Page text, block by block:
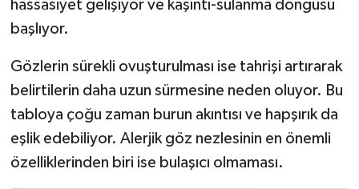
hassasiyet gelişiyor ve kaşıntı-sulanma döngüsü
başlıyor.
Gözlerin sürekli ovuşturulması ise tahrişi artırarak
belirtilerin daha uzun sürmesine neden oluyor. Bu
tabloya çoğu zaman burun akıntısı ve hapşırık da
eşlik edebiliyor. Alerjik göz nezlesinin en önemli
özelliklerinden biri ise bulaşıcı olmaması.
Politika
Resmi İlan
Rüya Tabirleri
Sağlık